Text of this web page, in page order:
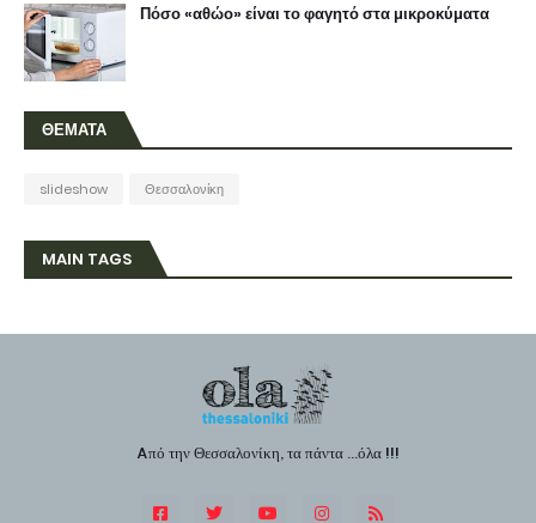
Πόσο «αθώο» είναι το φαγητό στα μικροκύματα
ΘΕΜΑΤΑ
slideshow Θεσσαλονίκη
MAIN TAGS
Aπό την Θεσσαλονίκη, τα πάντα ...όλα !!!